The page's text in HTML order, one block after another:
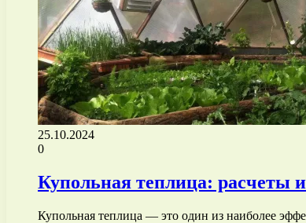
25.10.2024
0
Купольная теплица: расчеты и
Купольная теплица — это один из наиболее